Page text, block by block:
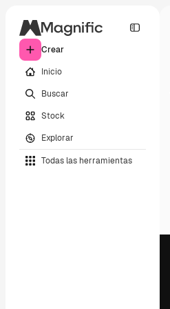
Crear
Inicio
Buscar
Stock
Explorar
Todas las herramientas